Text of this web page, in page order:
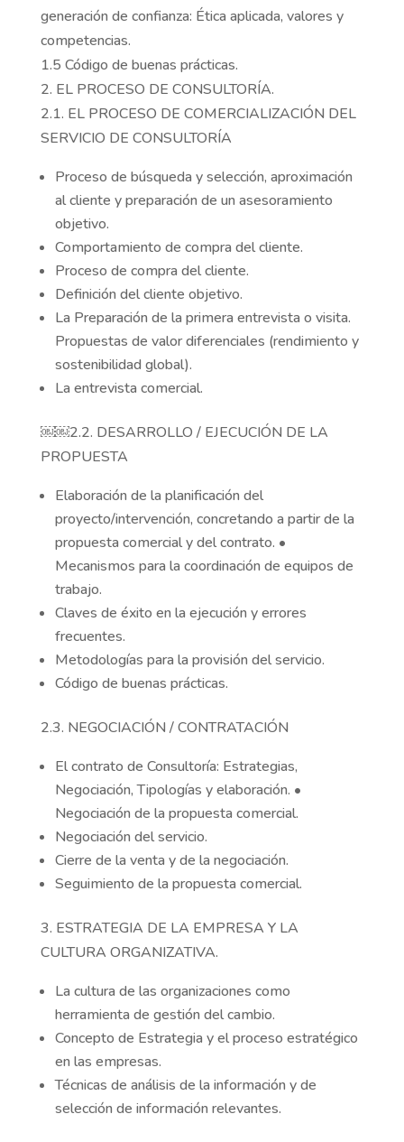
generación de confianza: Ética aplicada, valores y
competencias.
1.5 Código de buenas prácticas.
2. EL PROCESO DE CONSULTORÍA.
2.1. EL PROCESO DE COMERCIALIZACIÓN DEL
SERVICIO DE CONSULTORÍA
Proceso de búsqueda y selección, aproximación
al cliente y preparación de un asesoramiento
objetivo.
Comportamiento de compra del cliente.
Proceso de compra del cliente.
Definición del cliente objetivo.
La Preparación de la primera entrevista o visita.
Propuestas de valor diferenciales (rendimiento y
sostenibilidad global).
La entrevista comercial.
￼￼2.2. DESARROLLO / EJECUCIÓN DE LA
PROPUESTA
Elaboración de la planificación del
proyecto/intervención, concretando a partir de la
propuesta comercial y del contrato. •
Mecanismos para la coordinación de equipos de
trabajo.
Claves de éxito en la ejecución y errores
frecuentes.
Metodologías para la provisión del servicio.
Código de buenas prácticas.
2.3. NEGOCIACIÓN / CONTRATACIÓN
El contrato de Consultoría: Estrategias,
Negociación, Tipologías y elaboración. •
Negociación de la propuesta comercial.
Negociación del servicio.
Cierre de la venta y de la negociación.
Seguimiento de la propuesta comercial.
3. ESTRATEGIA DE LA EMPRESA Y LA
CULTURA ORGANIZATIVA.
La cultura de las organizaciones como
herramienta de gestión del cambio.
Concepto de Estrategia y el proceso estratégico
en las empresas.
Técnicas de análisis de la información y de
selección de información relevantes.